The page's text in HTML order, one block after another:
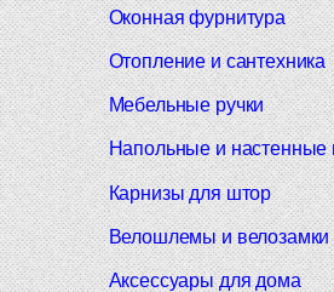
Оконная фурнитура
Отопление и сантехника
Мебельные ручки
Напольные и настенные
Карнизы для штор
Велошлемы и велозамки
Аксессуары для дома